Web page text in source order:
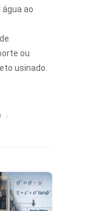
ao
ou
usinado.